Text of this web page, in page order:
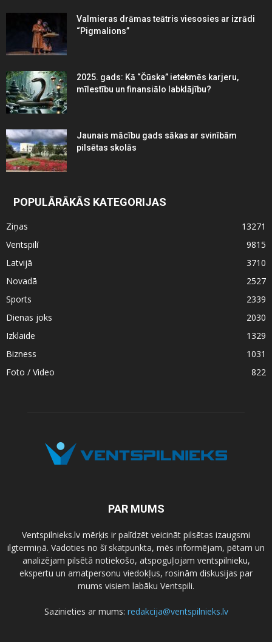
Valmieras drāmas teātris viesosies ar izrādi
“Pigmalions”
2025. gads: Kā “Čūska” ietekmēs karjeru,
mīlestību un finansiālo labklājību?
Jaunais mācību gads sākas ar svinībām
pilsētas skolās
POPULĀRĀKĀS KATEGORIJAS
Ziņas
13271
Ventspilī
9815
Latvijā
3710
Novadā
2527
Sports
2339
Dienas joks
2030
Izklaide
1329
Bizness
1031
Foto / Video
822
PAR MUMS
Ventspilnieks.lv mērķis ir palīdzēt veicināt pilsētas izaugsmi
ilgtermiņā. Vadoties no šī skatpunkta, mēs informējam, pētam un
analizējam pilsētā notiekošo, atspoguļojam ventspilnieku,
ekspertu un amatpersonu viedokļus, rosinām diskusijas par
mums visiem labāku Ventspili.
Sazinieties ar mums: redakcija@ventspilnieks.lv